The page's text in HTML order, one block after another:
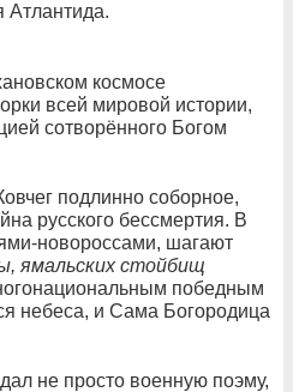
Атлантида.
космосе
всей мировой истории,
сотворённого Богом
подлинно соборное,
русского бессмертия. В
новороссами, шагают
ямальских стойбищ
победным
небеса, и Сама Богородица
не просто военную поэму,